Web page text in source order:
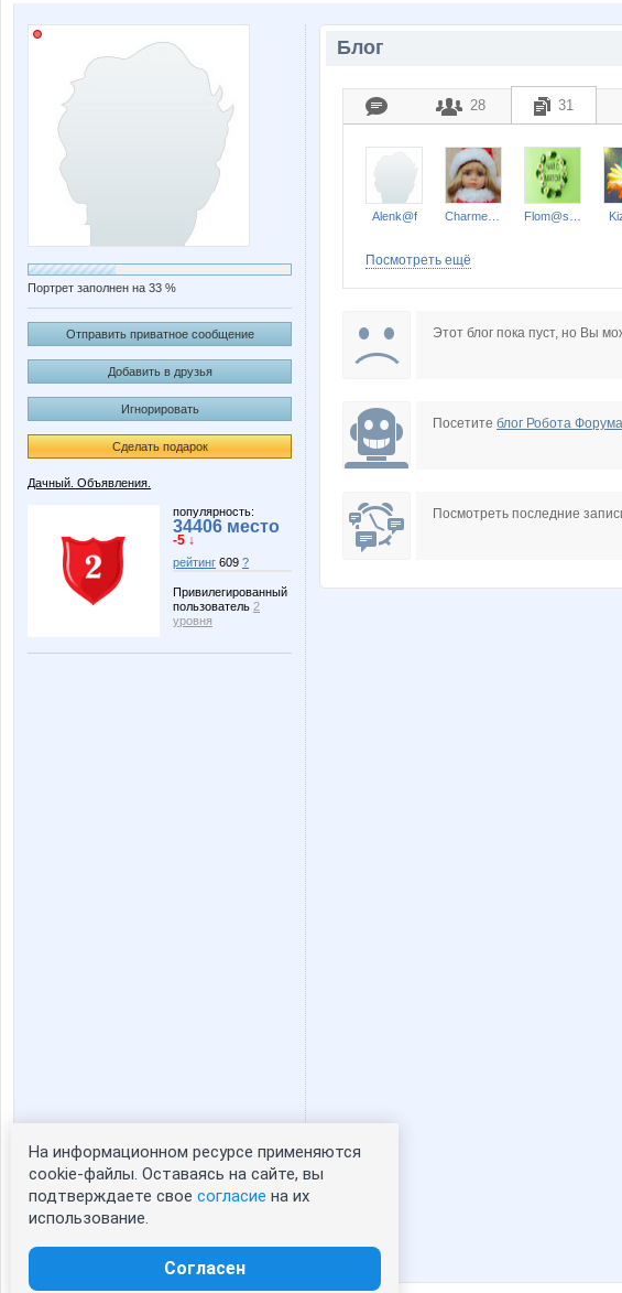
Портрет заполнен на 33 %
Отправить приватное сообщение
Добавить в друзья
Игнорировать
Сделать подарок
Дачный. Объявления.
популярность:
34406 место
-5 ↓
рейтинг 609 ?
Привилегированный
пользователь 2
уровня
Статистика портрета:
сейчас просматривают портрет - 0
зарегистрированные пользователи
Блог
28 31
Alenk@f
Ната2705
Посмотреть ещё
Этот блог пока пуст, но Вы
Посетите блог Робота Форума
Посмотреть последние
На информационном ресурсе применяются
cookie-файлы. Оставаясь на сайте, вы
подтверждаете свое согласие на их
использование.
Согласен